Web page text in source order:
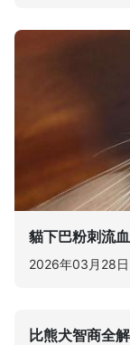
貓下巴粉刺流
2026年03月28日
比熊犬智商全